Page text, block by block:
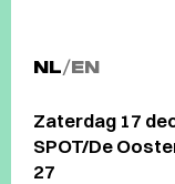
NL/EN
Zaterdag 17
SPOT/De
27